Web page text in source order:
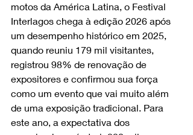
motos da América Latina, o Festival
Interlagos chega à edição 2026 após
um desempenho histórico em 2025,
quando reuniu 179 mil visitantes,
registrou 98% de renovação de
expositores e confirmou sua força
como um evento que vai muito além
de uma exposição tradicional. Para
este ano, a expectativa dos